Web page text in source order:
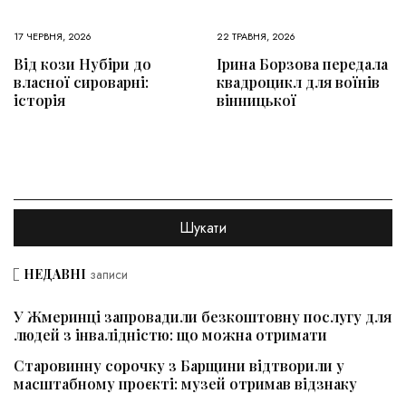
17 ЧЕРВНЯ, 2026
Від кози Нубіри до
власної сироварні:
історія
22 ТРАВНЯ, 2026
Ірина Борзова передала
квадроцикл для воїнів
вінницької
НЕДАВНІ записи
У Жмеринці запровадили безкоштовну послугу для
людей з інвалідністю: що можна отримати
Старовинну сорочку з Барщини відтворили у
масштабному проєкті: музей отримав відзнаку